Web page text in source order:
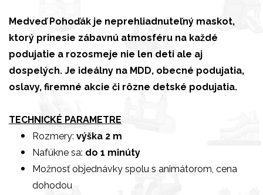
Medveď Pohoďák je neprehliadnuteľný maskot,
ktorý prinesie zábavnú atmosféru na každé
podujatie a rozosmeje nie len deti ale aj
dospelých. Je ideálny na MDD, obecné podujatia,
oslavy, firemné akcie či rôzne detské podujatia.
TECHNICKÉ PARAMETRE
Rozmery: výška 2 m
Nafúkne sa: do 1 minúty
Možnosť objednávky spolu s animátorom, cena
dohodou